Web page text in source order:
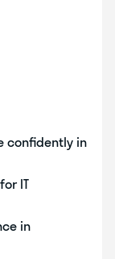
confidently in
IT
in